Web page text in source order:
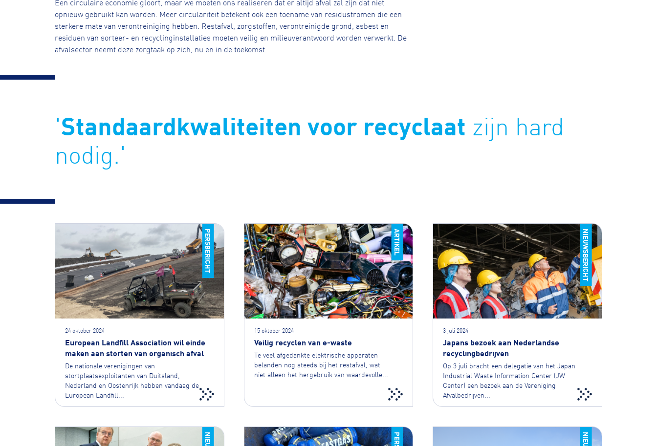
opnieuw gebruikt kan worden. Meer circulariteit betekent ook een toename van residustromen die een
sterkere mate van verontreiniging hebben. Restafval, zorgstoffen, verontreinigde grond, asbest en
residuen van sorteer- en recyclinginstallaties moeten veilig en milieuverantwoord worden verwerkt. De
afvalsector neemt deze zorgtaak op zich, nu en in de toekomst.
'Standaardkwaliteiten voor recyclaat zijn hard
nodig.'
PERSBERICHT
24 oktober 2024
European Landfill Association wil einde
maken aan storten van organisch afval
De nationale verenigingen van
stortplaatsexploitanten van Duitsland,
Nederland en Oostenrijk hebben vandaag de
European Landfill...
ARTIKEL
15 oktober 2024
Veilig recyclen van e-waste
Te veel afgedankte elektrische apparaten
belanden nog steeds bij het restafval, wat
niet alleen het hergebruik van waardevolle...
NIEUWSBERICHT
3 juli 2024
Japans bezoek aan Nederlandse
recyclingbedrijven
Op 3 juli bracht een delegatie van het Japan
Industrial Waste Information Center (JW
Center) een bezoek aan de Vereniging
Afvalbedrijven...